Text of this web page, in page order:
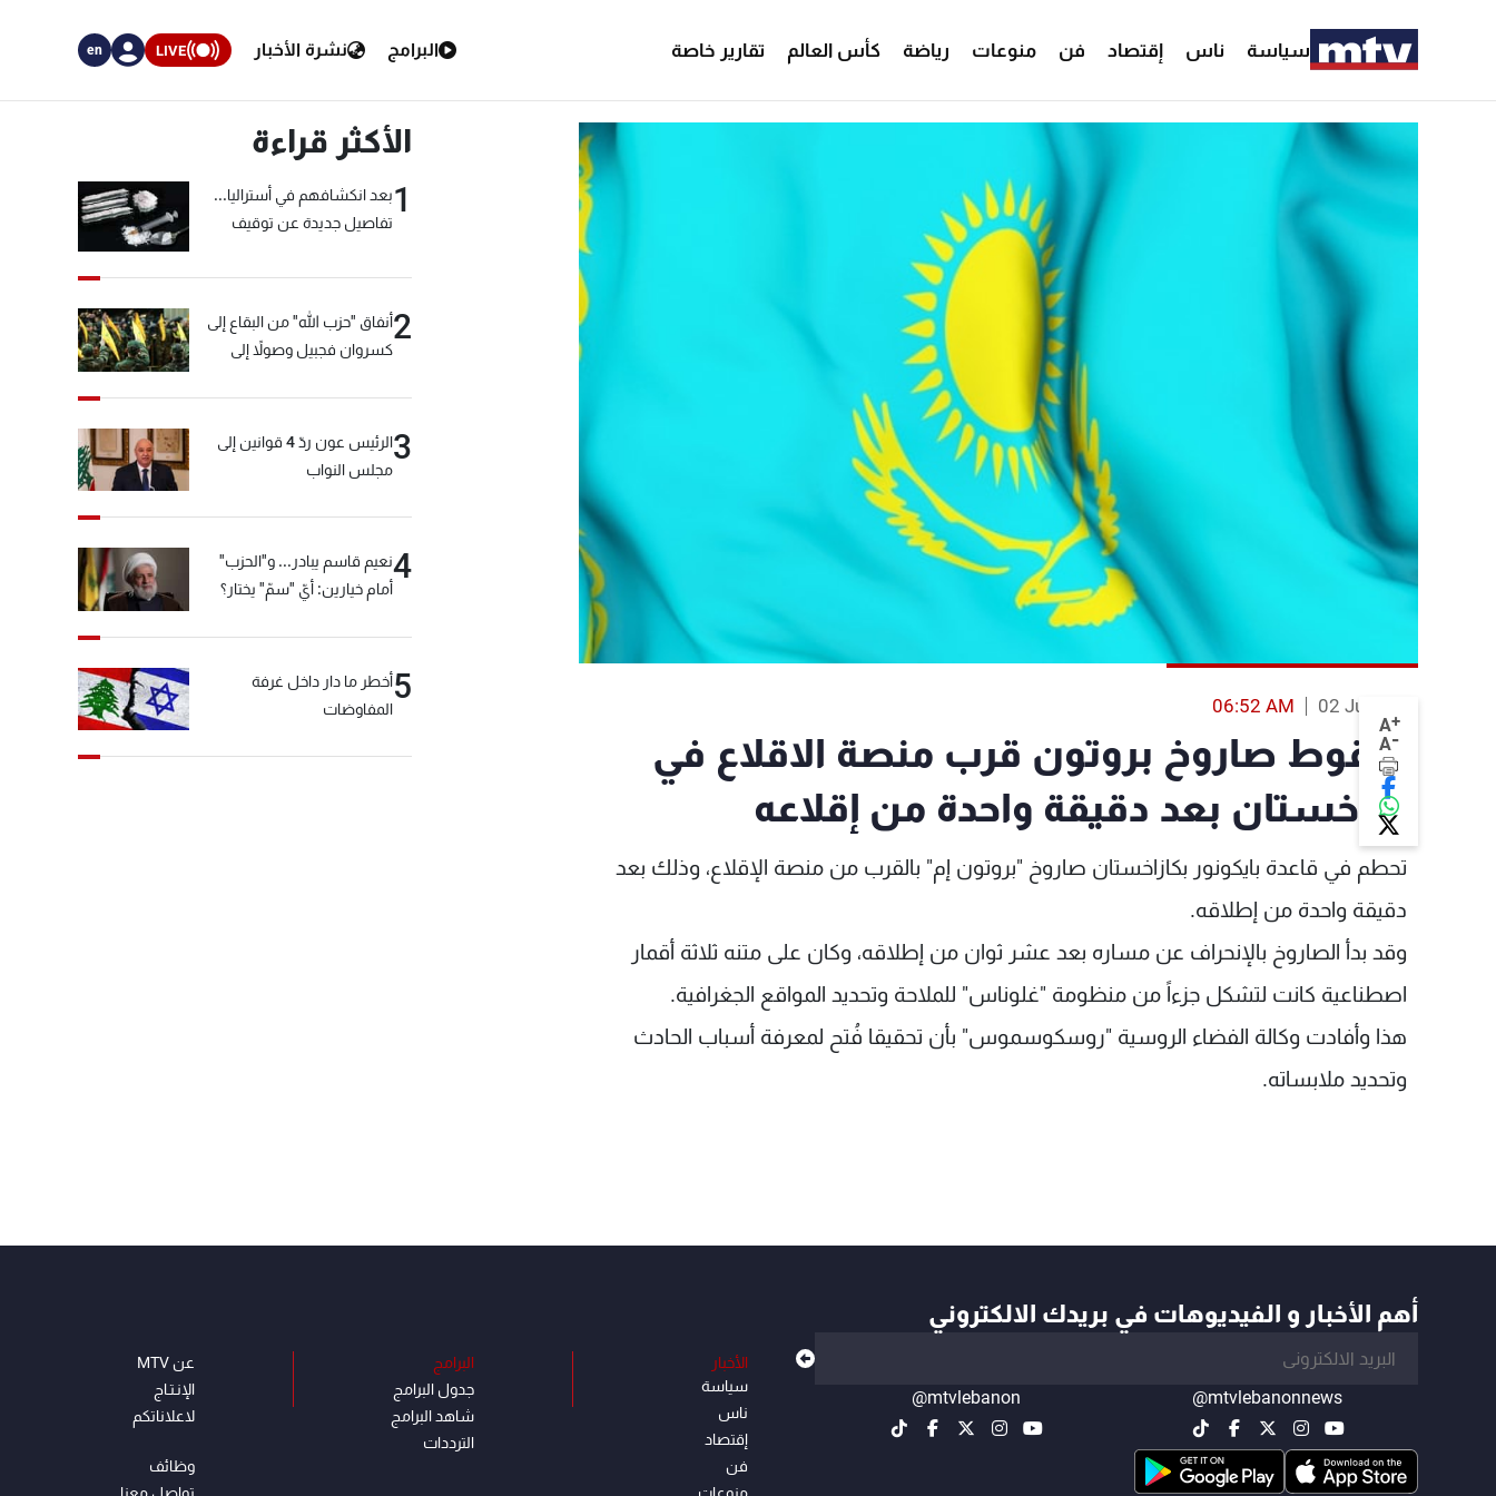
سياسة ناس إقتصاد فن منوعات رياضة كأس العالم تقارير خاصة البرامج نشرة الأخبار LIVE
en
A+
A-
02 Jul 2013
06:52 AM
سقوط صاروخ بروتون قرب منصة الاقلاع في
كازاخستان بعد دقيقة واحدة من إقلاعه
تحطم في قاعدة بايكونور بكازاخستان صاروخ "بروتون إم" بالقرب من منصة الإقلاع، وذلك بعد
دقيقة واحدة من إطلاقه.
وقد بدأ الصاروخ بالإنحراف عن مساره بعد عشر ثوان من إطلاقه، وكان على متنه ثلاثة أقمار
اصطناعية كانت لتشكل جزءاً من منظومة "غلوناس" للملاحة وتحديد المواقع الجغرافية.
هذا وأفادت وكالة الفضاء الروسية "روسكوسموس" بأن تحقيقا فُتح لمعرفة أسباب الحادث
وتحديد ملابساته.
الأكثر قراءة
1بعد انكشافهم في أستراليا...
تفاصيل جديدة عن توقيف
2أنفاق "حزب الله" من البقاع إلى
كسروان فجبيل وصولاً إلى
3
الرئيس عون ردّ 4 قوانين إلى
مجلس النواب
4نعيم قاسم يبادر... و"الحزب"
أمام خيارين: أيّ "سمّ" يختار؟
5أخطر ما دار داخل غرفة
المفاوضات
أهم الأخبار و الفيديوهات في بريدك الالكتروني
@mtvlebanonnews
@mtvlebanon
الأخبار
سياسة
ناس
إقتصاد
فن
البرامج
جدول البرامج
شاهد البرامج
الترددات
عن MTV
الإنـتـاج
لاعلاناتكم
وظائف